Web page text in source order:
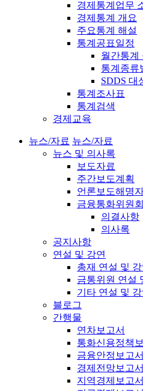
경제통계업무
경제통계 개요
주요통계 해설
통계공표일정
월간통계
통계종류
SDDS 대
통계조사표
통계검색
경제교육
뉴스/자료 뉴스/자료
뉴스 및 의사록
보도자료
주간보도계획
언론보도해명
금융통화위원
의결사항
의사록
공지사항
연설 및 강연
총재 연설 및 강
금통위원 연설
기타 연설 및 강
블로그
간행물
연차보고서
통화신용정책
금융안정보고서
경제전망보고서
지역경제보고서